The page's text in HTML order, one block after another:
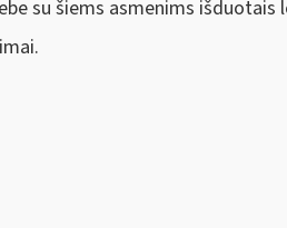
su šiems asmenims išduotais